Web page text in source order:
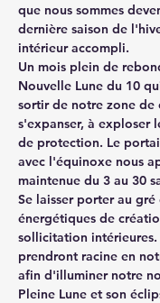
que nous sommes
dernière saison de
intérieur accompli.
Un mois plein de
Nouvelle Lune du 10
sortir de notre zone de
s'expanser, à exploser
de protection. Le
avec l'équinoxe nous
maintenue du 3 au 30
Se laisser porter au gré
énergétiques de
sollicitation intérieures.
prendront racine en
afin d'illuminer notre
Pleine Lune et son